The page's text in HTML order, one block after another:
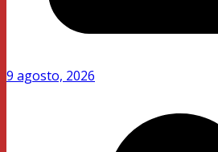
9 agosto, 2026